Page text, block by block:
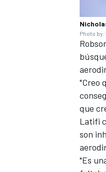
Photo
"Creo
que
Latifi
son
"Es